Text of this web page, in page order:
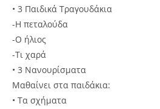
• 3 Παιδικά Τραγουδάκια
-Η πεταλούδα
-Ο ήλιος
-Τι χαρά
• 3 Νανουρίσματα
Μαθαίνει στα παιδάκια:
• Τα σχήματα